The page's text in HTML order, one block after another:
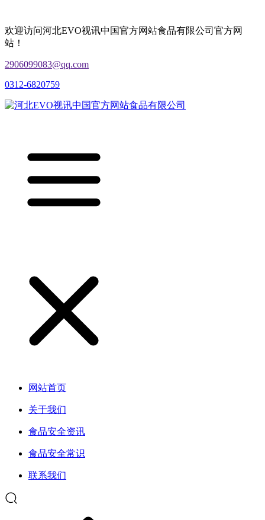
欢迎访问河北EVO视讯中国官方网站食品有限公司官方网
站！
2906099083@qq.com
0312-6820759
网站首页
关于我们
食品安全资讯
食品安全常识
联系我们